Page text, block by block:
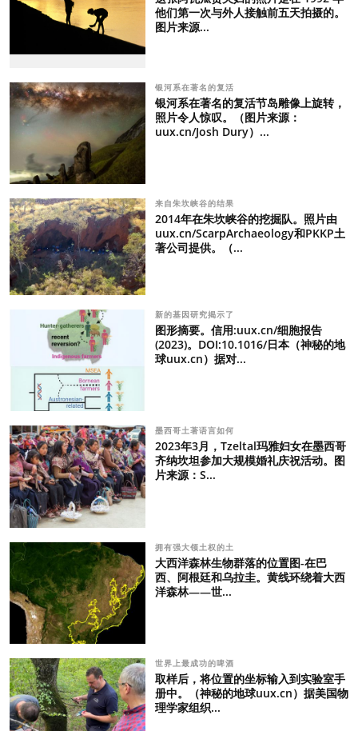
他们第一次与外人接触前五天拍摄的。
图片来源...
银河系在著名的复活
银河系在著名的复活节岛雕像上旋转，
照片令人惊叹。（图片来源：
uux.cn/Josh Dury）...
来自朱坎峡谷的结果
2014年在朱坎峡谷的挖掘队。照片由
uux.cn/ScarpArchaeology和PKKP土
著公司提供。（...
新的基因研究揭示了
图形摘要。信用:uux.cn/细胞报告
(2023)。DOI:10.1016/日本（神秘的地
球uux.cn）据对...
墨西哥土著语言如何
2023年3月，Tzeltal玛雅妇女在墨西哥
齐纳坎坦参加大规模婚礼庆祝活动。图
片来源：S...
拥有强大领土权的土
大西洋森林生物群落的位置图-在巴
西、阿根廷和乌拉圭。黄线环绕着大西
洋森林——世...
世界上最成功的啤酒
取样后，将位置的坐标输入到实验室手
册中。（神秘的地球uux.cn）据美国物
理学家组织...